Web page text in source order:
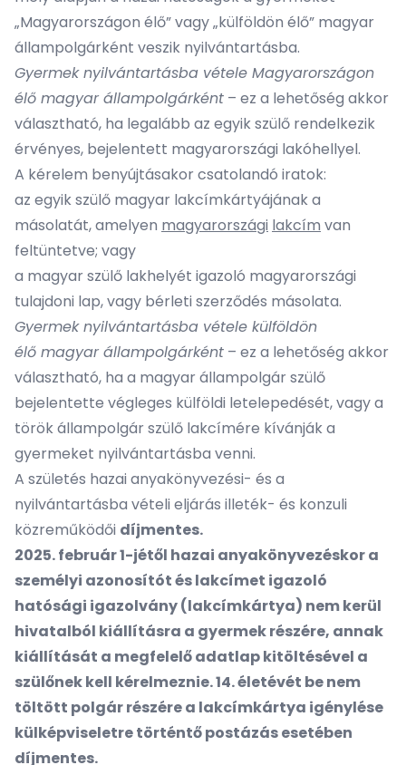
„Magyarországon élő” vagy „külföldön élő” magyar
állampolgárként veszik nyilvántartásba.
Gyermek nyilvántartásba vétele Magyarországon
élő magyar állampolgárként – ez a lehetőség akkor
választható, ha legalább az egyik szülő rendelkezik
érvényes, bejelentett magyarországi lakóhellyel.
A kérelem benyújtásakor csatolandó iratok:
az egyik szülő magyar lakcímkártyájának a
másolatát, amelyen magyarországi lakcím van
feltüntetve; vagy
a magyar szülő lakhelyét igazoló magyarországi
tulajdoni lap, vagy bérleti szerződés másolata.
Gyermek nyilvántartásba vétele külföldön
élő magyar állampolgárként – ez a lehetőség akkor
választható, ha a magyar állampolgár szülő
bejelentette végleges külföldi letelepedését, vagy a
török állampolgár szülő lakcímére kívánják a
gyermeket nyilvántartásba venni.
A születés hazai anyakönyvezési- és a
nyilvántartásba vételi eljárás illeték- és konzuli
közreműködői díjmentes.
2025. február 1-jétől hazai anyakönyvezéskor a
személyi azonosítót és lakcímet igazoló
hatósági igazolvány (lakcímkártya) nem kerül
hivatalból kiállításra a gyermek részére, annak
kiállítását a megfelelő adatlap kitöltésével a
szülőnek kell kérelmeznie. 14. életévét be nem
töltött polgár részére a lakcímkártya igénylése
külképviseletre történtő postázás esetében
díjmentes.